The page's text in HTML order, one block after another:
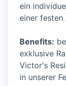
ein
einer festen
Benefits:
exklusive
Victor's
in unserer